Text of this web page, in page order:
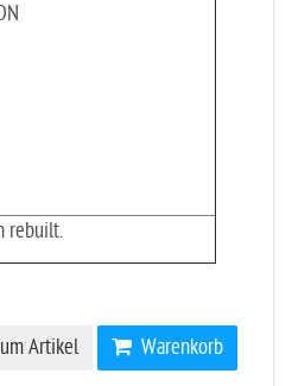
rebuilt.
Warenkorb
Artikel